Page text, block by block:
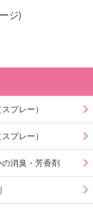
ジ)
プレー）
プレー）
消臭・芳香剤